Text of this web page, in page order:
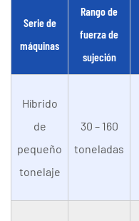
Serie de
máquinas
Rango de
fuerza de
sujeción
Híbrido
de
pequeño
tonelaje
30 – 160
toneladas